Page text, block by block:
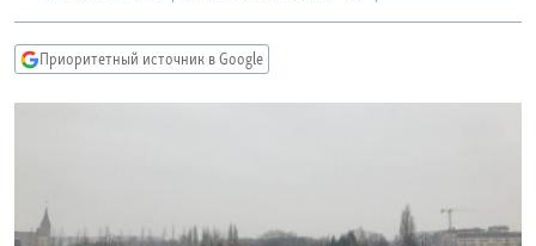
поиску
СИБИРЬ.РЕАЛИИ
СОЦИАЛЬНЫЕ СЕТИ
Приоритетный источник в Google